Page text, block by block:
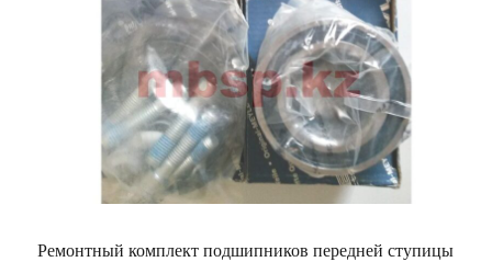
Ремонтный комплект подшипников передней ступицы